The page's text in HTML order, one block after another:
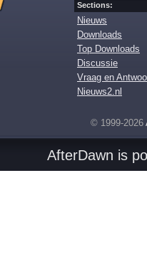
Sections:
Nieuws
Downloads
Top Downloads
Discussie
Vraag en
Nieuws2.nl
© 1999-2026
AfterDawn is